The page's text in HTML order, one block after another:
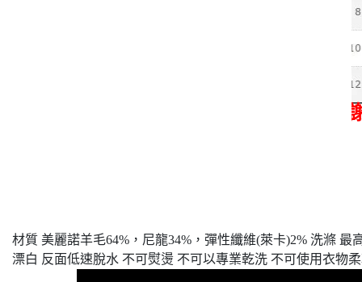
請來信詢問是否有現貨，
材質 美麗諾羊毛64%，尼龍34%，彈性纖維(萊卡)2% 洗滌
漂白 反面低速脫水 不可熨燙 不可以專業乾洗 不可使用衣物